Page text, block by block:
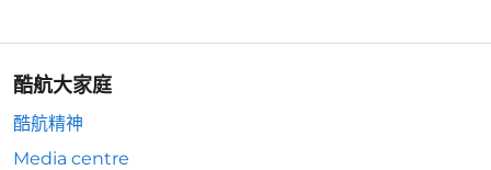
酷航大家庭
酷航精神
Media centre